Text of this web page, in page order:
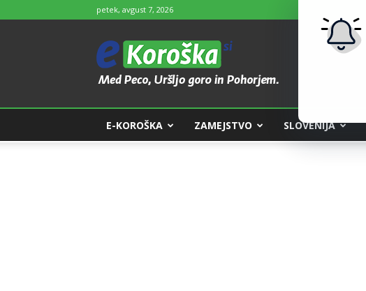
petek, avgust 7, 2026
e-
Koroška
E-KOROŠKA ZAMEJSTVO SLOVENIJA